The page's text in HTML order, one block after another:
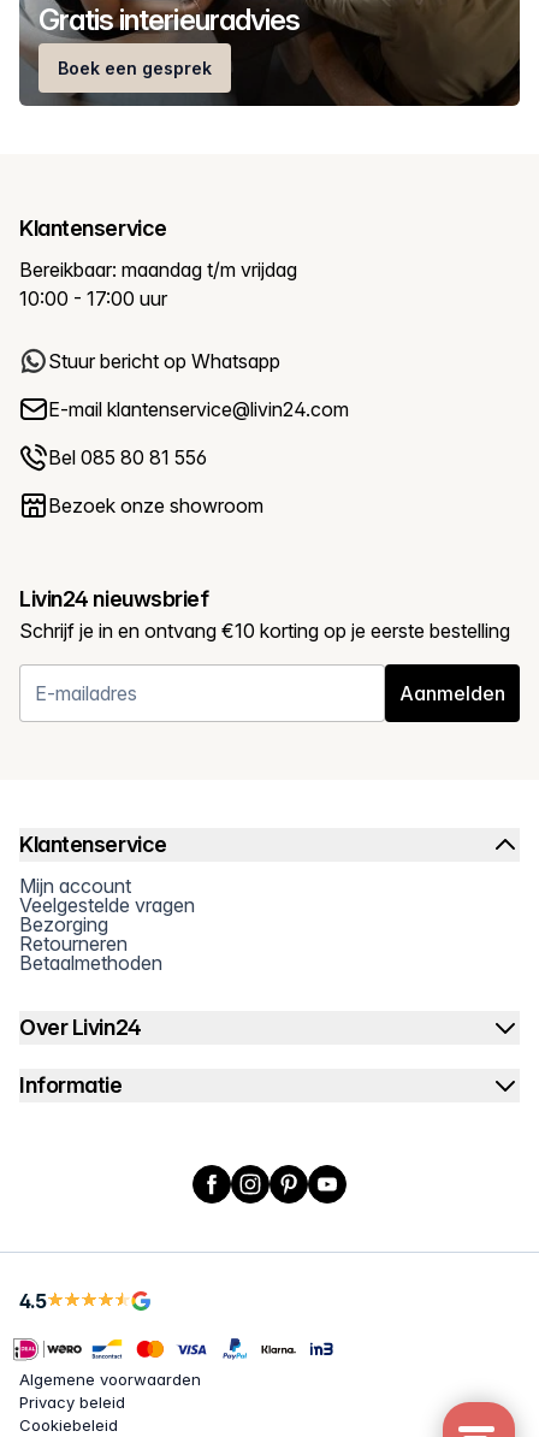
Gratis interieuradvies
Boek een gesprek
Klantenservice
Bereikbaar: maandag t/m vrijdag
10:00 - 17:00 uur
Stuur bericht op Whatsapp
E-mail klantenservice@livin24.com
Bel 085 80 81 556
Bezoek onze showroom
Livin24 nieuwsbrief
Schrijf je in en ontvang €10 korting op je eerste bestelling
Aanmelden
Klantenservice
Mijn account
Veelgestelde vragen
Bezorging
Retourneren
Betaalmethoden
Over Livin24
Informatie
Facebook
Instagram
PinterestYouTube
4.5
Algemene voorwaarden
Privacy beleid
Cookiebeleid